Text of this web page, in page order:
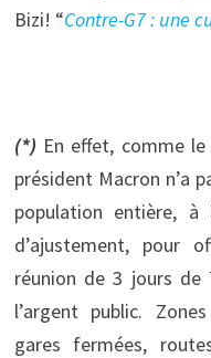
Bizi! “Contre-G7 : une
(*) En effet, comme
président Macron n’a
population entière,
d’ajustement, pour
réunion de 3 jours de
l’argent public.
gares fermées,